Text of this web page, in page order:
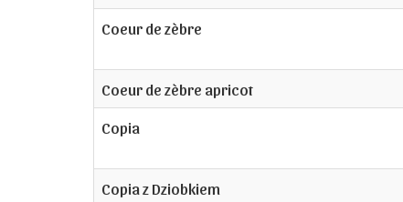
Coeur de zèbre
Coeur de zèbre apricot
Copia
Copia z Dziobkiem